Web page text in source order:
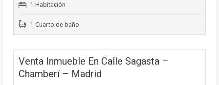
1 Habitación
1 Cuarto de baño
Venta Inmueble En Calle Sagasta –
Chamberí – Madrid